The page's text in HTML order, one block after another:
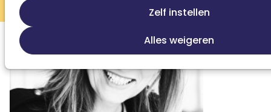
Zelf instellen
Alles weigeren
Sollicitatiebegeleiding